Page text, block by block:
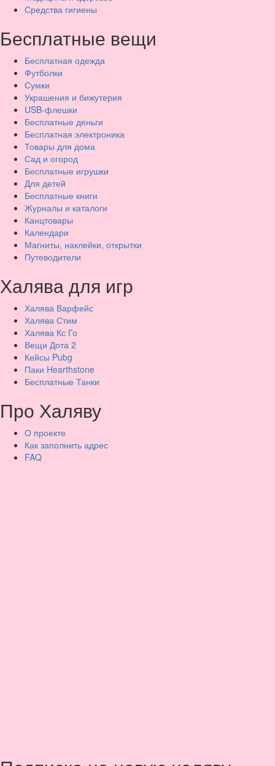
Средства гигиены
Бесплатные вещи
Бесплатная одежда
Футболки
Сумки
Украшения и бижутерия
USB-флешки
Бесплатные деньги
Бесплатная электроника
Товары для дома
Сад и огород
Бесплатные игрушки
Для детей
Бесплатные книги
Журналы и каталоги
Канцтовары
Календари
Магниты, наклейки, открытки
Путеводители
Халява для игр
Халява Варфейс
Халява Стим
Халява Кс Го
Вещи Дота 2
Кейсы Pubg
Паки Hearthstone
Бесплатные Танки
Про Халяву
О проекте
Как заполнить адрес
FAQ